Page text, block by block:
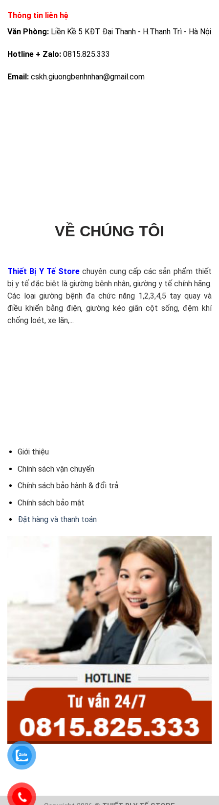
Thông tin liên hệ
Văn Phòng: Liền Kề 5 KĐT Đại Thanh - H.Thanh Trì - Hà Nội
Hotline + Zalo: 0815.825.333
Email: cskh.giuongbenhnhan@gmail.com
VỀ CHÚNG TÔI
Thiết Bị Y Tế Store chuyên cung cấp các sản phẩm thiết
bị y tế đặc biệt là giường bệnh nhân, giường y tế chính hãng.
Các loại giường bệnh đa chức năng 1,2,3,4,5 tay quay và
điều khiển bằng điện, giường kéo giãn cột sống, đệm khí
chống loét, xe lăn,...
Giới thiệu
Chính sách vận chuyển
Chính sách bảo hành & đổi trả
Chính sách bảo mật
Đặt hàng và thanh toán